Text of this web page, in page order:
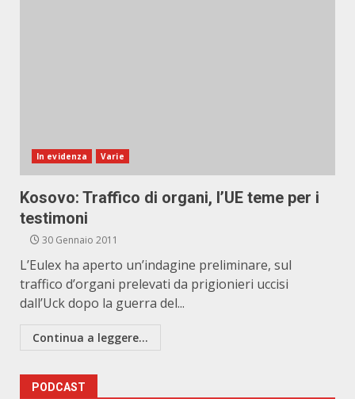
In evidenza Varie
Kosovo: Traffico di organi, l’UE teme per i
testimoni
30 Gennaio 2011
L’Eulex ha aperto un’indagine preliminare, sul
traffico d’organi prelevati da prigionieri uccisi
dall’Uck dopo la guerra del...
Continua a leggere...
PODCAST